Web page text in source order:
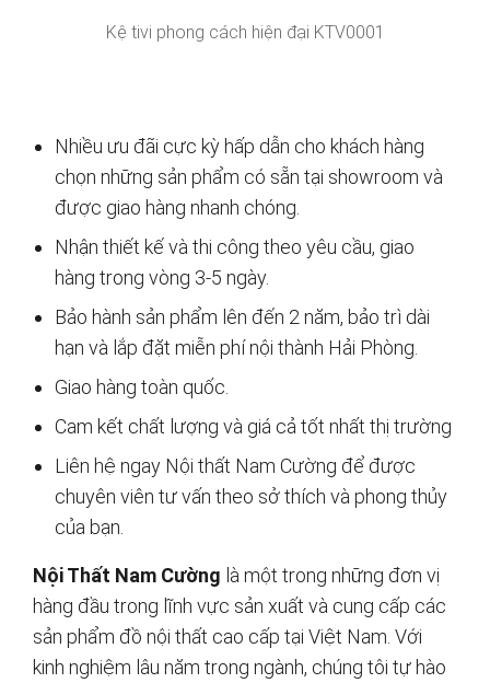
Kệ tivi phong cách hiện đại KTV0001
Nhiều ưu đãi cực kỳ hấp dẫn cho khách hàng
chọn những sản phẩm có sẵn tại showroom và
được giao hàng nhanh chóng.
Nhận thiết kế và thi công theo yêu cầu, giao
hàng trong vòng 3-5 ngày.
Bảo hành sản phẩm lên đến 2 năm, bảo trì dài
hạn và lắp đặt miễn phí nội thành Hải Phòng.
Giao hàng toàn quốc.
Cam kết chất lượng và giá cả tốt nhất thị trường
Liên hệ ngay Nội thất Nam Cường để được
chuyên viên tư vấn theo sở thích và phong thủy
của bạn.
Nội Thất Nam Cường là một trong những đơn vị
hàng đầu trong lĩnh vực sản xuất và cung cấp các
sản phẩm đồ nội thất cao cấp tại Việt Nam. Với
kinh nghiệm lâu năm trong ngành, chúng tôi tự hào